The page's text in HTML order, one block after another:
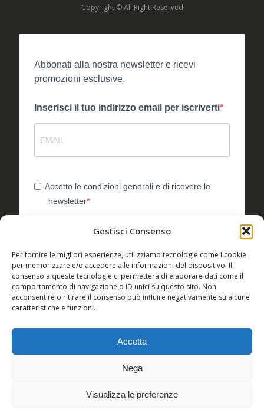
Gestisci Consenso
Per fornire le migliori esperienze, utilizziamo tecnologie come i cookie
per memorizzare e/o accedere alle informazioni del dispositivo. Il
consenso a queste tecnologie ci permetterà di elaborare dati come il
comportamento di navigazione o ID unici su questo sito. Non
acconsentire o ritirare il consenso può influire negativamente su alcune
caratteristiche e funzioni.
Accetta
Nega
Visualizza le preferenze
Copyright © All Right Reserved
Abbonati alla nostra newsletter e ricevi
promozioni esclusive.
Inserisci il tuo indirizzo email per iscriverti
Accetto le condizioni generali e di ricevere le
newsletter
link incluso nella nostra newsletter.
Utilizziamo Brevo come piattaforma di
marketing. Inviando questo modulo, accetti che i
dati personali da te forniti vengano trasferiti a
Brevo per il trattamento in conformità
all'Informativa sulla privacy di Brevo.